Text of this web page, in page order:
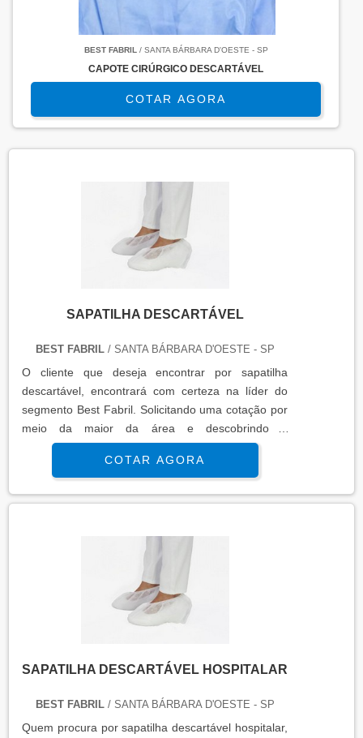
BEST FABRIL / SANTA BÁRBARA D'OESTE - SP
CAPOTE CIRÚRGICO DESCARTÁVEL
COTAR AGORA
SAPATILHA DESCARTÁVEL
BEST FABRIL / SANTA BÁRBARA D'OESTE - SP
O cliente que deseja encontrar por sapatilha
descartável, encontrará com certeza na líder do
segmento Best Fabril. Solicitando uma cotação por
meio da maior da área e descobrindo a
organização mais competente do ramo. MAIS
DETALHES SOBRE SAPATILHA DESCARTÁVEL
Quem busca por sapatilha descartável em uma
companhia altamente qualificada, acha o site da
aventais descartáveis em tnt e propé tnt descar...
COTAR AGORA
SAPATILHA DESCARTÁVEL HOSPITALAR
BEST FABRIL / SANTA BÁRBARA D'OESTE - SP
Quem procura por sapatilha descartável hospitalar,